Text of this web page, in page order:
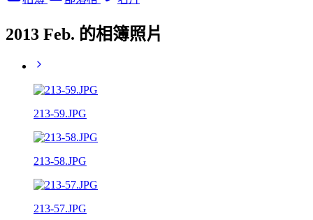
2013 Feb. 的相簿照片
213-59.JPG
213-58.JPG
213-57.JPG